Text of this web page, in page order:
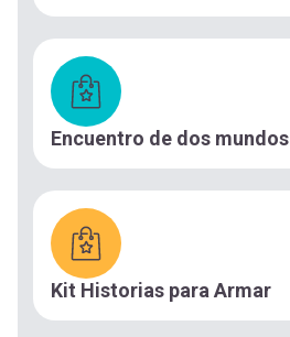
Encuentro de dos mundos
Kit Historias para Armar